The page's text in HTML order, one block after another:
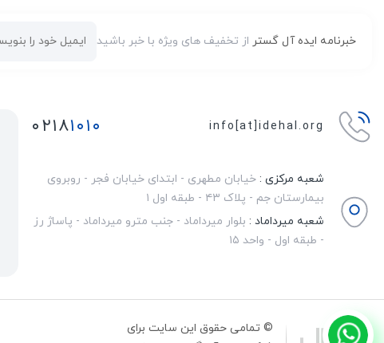
خبرنامه ایده آل گستر از تخفیف های ویژه با خبر باشید
info[at]idehal.org ۰۲۱۸۱۰۱۰
شعبه مرکزی : خیابان مطهری - ابتدای خیابان فجر - روبروی
بیمارستان جم - پلاک ۴۳ - طبقه اول ۱
شعبه میرداماد : بلوار میرداماد - جنب مترو میرداماد - پاساژ رز
- طبقه اول - واحد ۱۵
© تمامی حقوق این سایت برای